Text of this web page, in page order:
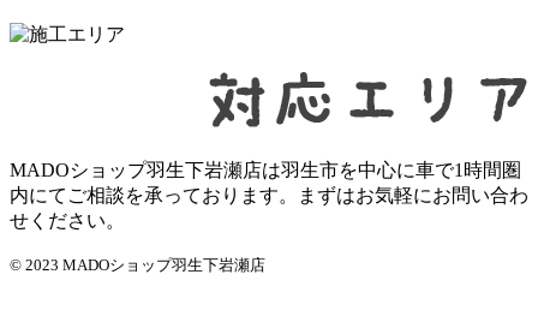
MADOショップ羽生下岩瀬店は羽生市を中心に車で1時間圏
内にてご相談を承っております。まずはお気軽にお問い合わ
せください。
© 2023 MADOショップ羽生下岩瀬店